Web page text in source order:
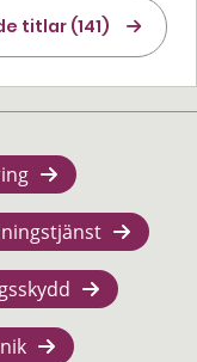
titlar (141)